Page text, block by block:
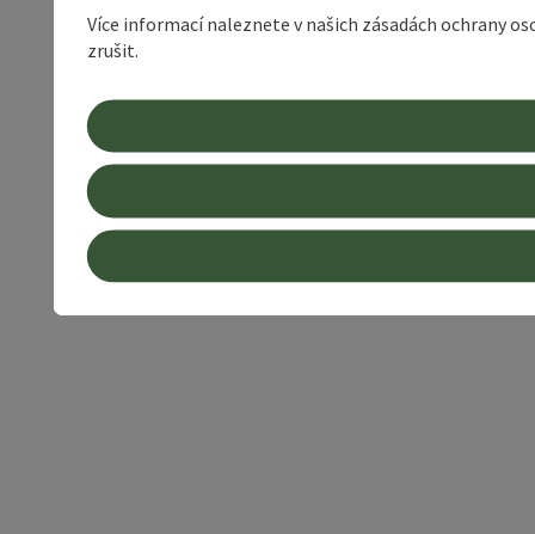
Více informací naleznete v našich zásadách ochrany
zrušit.